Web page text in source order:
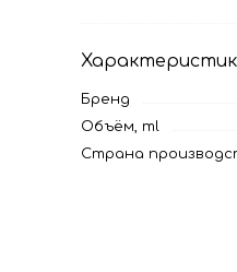
Бренд
Объём, ml
Страна